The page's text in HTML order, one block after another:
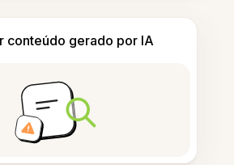
conteúdo gerado por IA